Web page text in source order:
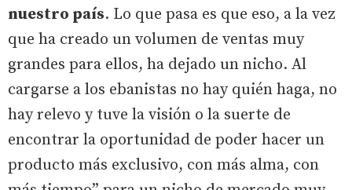
nuestro país. Lo que pasa es que eso, a la vez
que ha creado un volumen de ventas muy
grandes para ellos, ha dejado un nicho. Al
cargarse a los ebanistas no hay quién haga, no
hay relevo y tuve la visión o la suerte de
encontrar la oportunidad de poder hacer un
producto más exclusivo, con más alma, con